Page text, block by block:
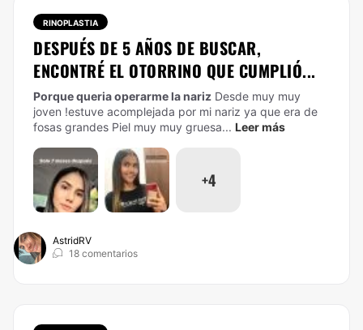
RINOPLASTIA
DESPUÉS DE 5 AÑOS DE BUSCAR,
ENCONTRÉ EL OTORRINO QUE CUMPLIÓ...
Porque queria operarme la nariz Desde muy muy
joven !estuve acomplejada por mi nariz ya que era de
fosas grandes Piel muy muy gruesa... Leer más
+4
AstridRV
18 comentarios